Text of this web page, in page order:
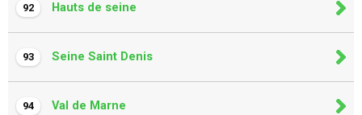
92 Hauts de seine
93 Seine Saint Denis
94 Val de Marne